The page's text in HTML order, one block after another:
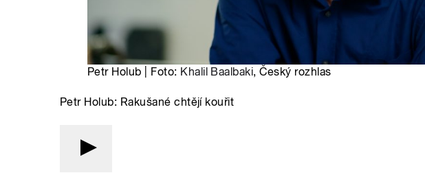
Petr Holub | Foto: Khalil Baalbaki, Český rozhlas
Petr Holub: Rakušané chtějí kouřit